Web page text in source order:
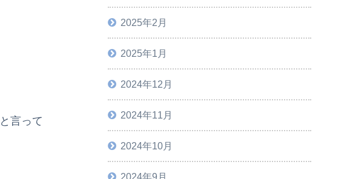
と言って
2025年2月
2025年1月
2024年12月
2024年11月
2024年10月
2024年9月